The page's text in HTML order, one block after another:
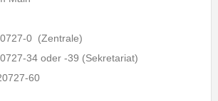
0 (Zentrale)
34 oder -39 (Sekretariat)
60